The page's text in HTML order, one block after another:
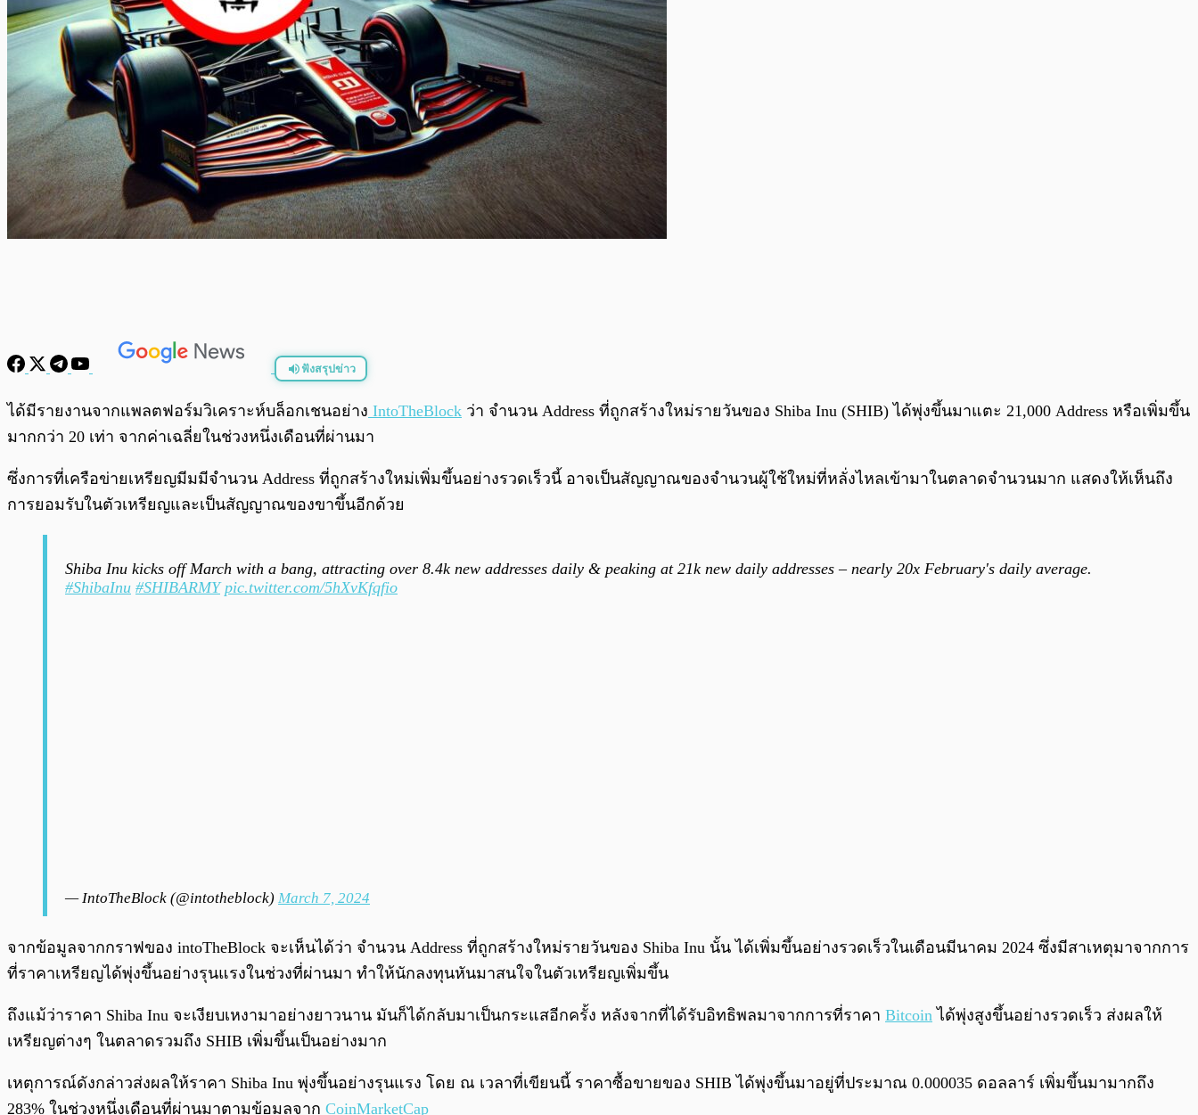
ฟังสรุปข่าว
0:00 0:00
ได้มีรายงานจากแพลตฟอร์มวิเคราะห์บล็อกเชนอย่าง IntoTheBlock ว่า จำนวน Address ที่ถูกสร้างใหม่รายวันของ Shiba Inu (SHIB) ได้พุ่งขึ้นมาแตะ 21,000 Address หรือเพิ่มขึ้น
มากกว่า 20 เท่า จากค่าเฉลี่ยในช่วงหนึ่งเดือนที่ผ่านมา
ซึ่งการที่เครือข่ายเหรียญมีมมีจำนวน Address ที่ถูกสร้างใหม่เพิ่มขึ้นอย่างรวดเร็วนี้ อาจเป็นสัญญาณของจำนวนผู้ใช้ใหม่ที่หลั่งไหลเข้ามาในตลาดจำนวนมาก แสดงให้เห็นถึง
การยอมรับในตัวเหรียญและเป็นสัญญาณของขาขึ้นอีกด้วย
Shiba Inu kicks off March with a bang, attracting over 8.4k new addresses daily & peaking at 21k new daily addresses – nearly 20x February's daily average.
#ShibaInu #SHIBARMY pic.twitter.com/5hXvKfqfio
— IntoTheBlock (@intotheblock) March 7, 2024
จากข้อมูลจากกราฟของ intoTheBlock จะเห็นได้ว่า จำนวน Address ที่ถูกสร้างใหม่รายวันของ Shiba Inu นั้น ได้เพิ่มขึ้นอย่างรวดเร็วในเดือนมีนาคม 2024 ซึ่งมีสาเหตุมาจากการ
ที่ราคาเหรียญได้พุ่งขึ้นอย่างรุนแรงในช่วงที่ผ่านมา ทำให้นักลงทุนหันมาสนใจในตัวเหรียญเพิ่มขึ้น
ถึงแม้ว่าราคา Shiba Inu จะเงียบเหงามาอย่างยาวนาน มันก็ได้กลับมาเป็นกระแสอีกครั้ง หลังจากที่ได้รับอิทธิพลมาจากการที่ราคา Bitcoin ได้พุ่งสูงขึ้นอย่างรวดเร็ว ส่งผลให้
เหรียญต่างๆ ในตลาดรวมถึง SHIB เพิ่มขึ้นเป็นอย่างมาก
เหตุการณ์ดังกล่าวส่งผลให้ราคา Shiba Inu พุ่งขึ้นอย่างรุนแรง โดย ณ เวลาที่เขียนนี้ ราคาซื้อขายของ SHIB ได้พุ่งขึ้นมาอยู่ที่ประมาณ 0.000035 ดอลลาร์ เพิ่มขึ้นมามากถึง
283% ในช่วงหนึ่งเดือนที่ผ่านมาตามข้อมูลจาก CoinMarketCap